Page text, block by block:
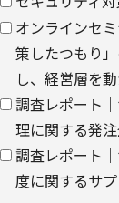
び、これに基づ
ウェブサイトに
て。
・クッキー（
の収集
【第三者提供に関
オンラインセ
策したつもり
し、経営層を
調査レポート
理に関する発
調査レポート
度に関するサ